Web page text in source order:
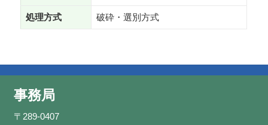
処理方式 破砕・選別方式
事務局
〒289-0407